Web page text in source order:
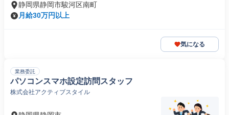
静岡県静岡市駿河区南町
月給30万円以上
気になる
業務委託
パソコンスマホ設定訪問スタッフ
株式会社アクティブスタイル